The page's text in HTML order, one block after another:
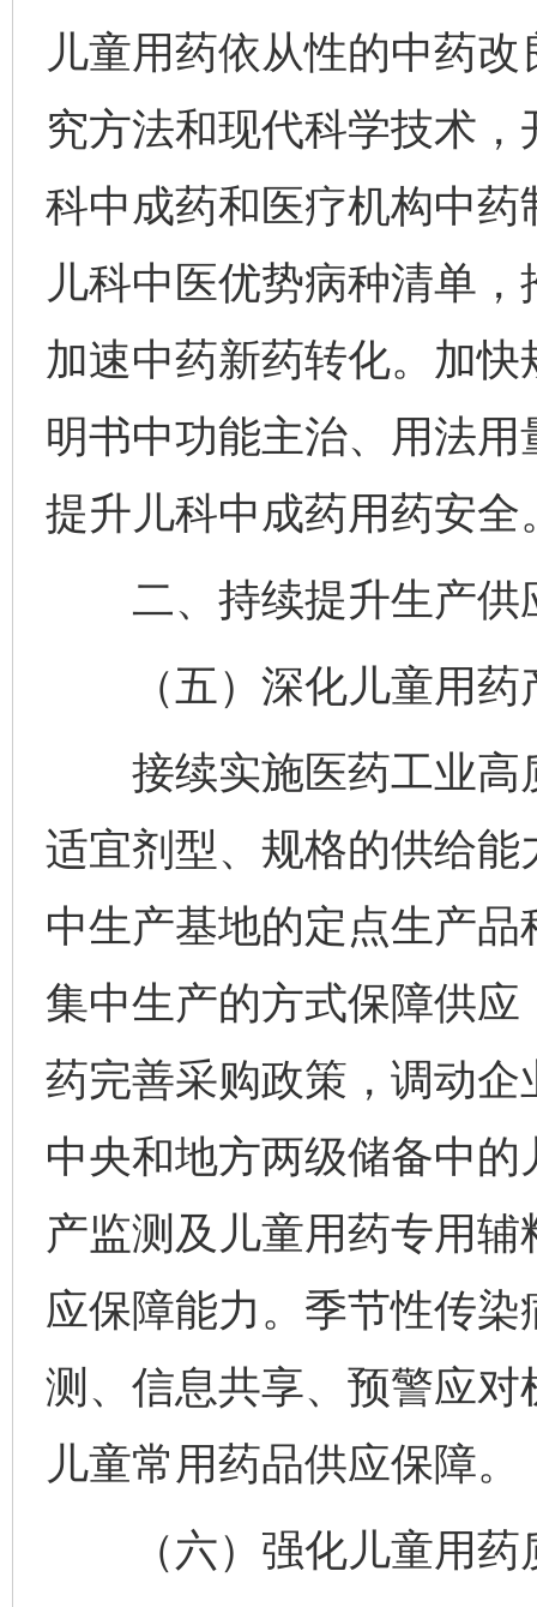
儿童用药依从性的中药
究方法和现代科学技术
科中成药和医疗机构中
儿科中医优势病种清单
加速中药新药转化。加
明书中功能主治、用法
提升儿科中成药用药安全
二、持续提升生产供
（五）深化儿童用药
接续实施医药工业高
适宜剂型、规格的供给
中生产基地的定点生产
集中生产的方式保障供
药完善采购政策，调动
中央和地方两级储备中
产监测及儿童用药专用
应保障能力。季节性传
测、信息共享、预警应
儿童常用药品供应保障。
（六）强化儿童用药